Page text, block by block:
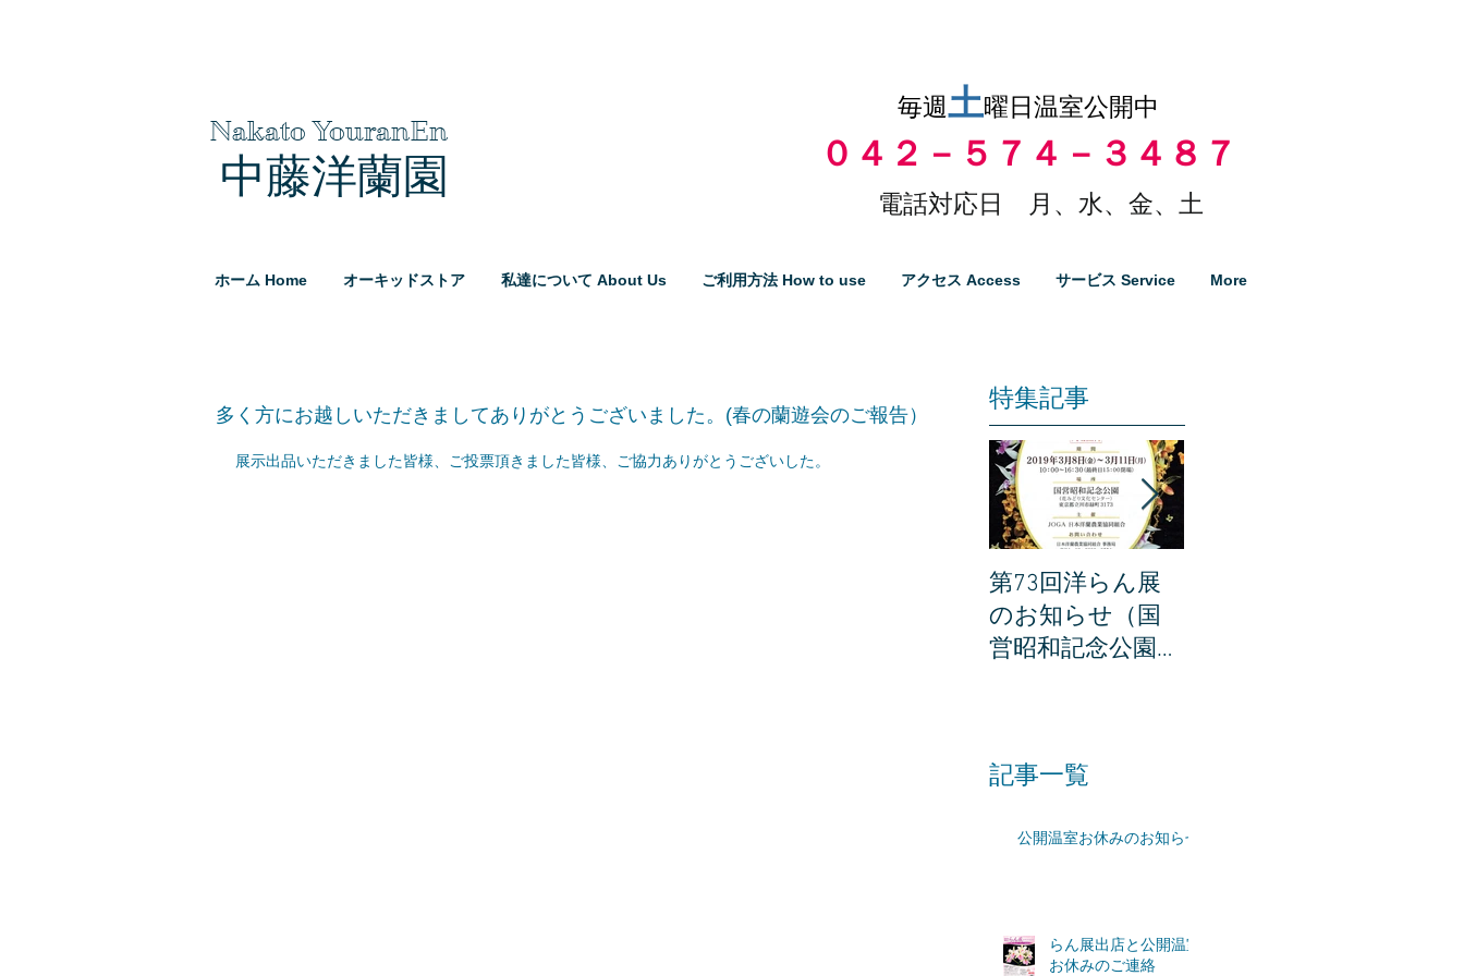
Nakato YouranEn
中藤洋蘭園
毎週土曜日温室公開中
０４２－５７４－３４８７
電話対応日 月、水、金、土
ホーム Home オーキッドストア 私達について About Us ご利用方法 How to use アクセス Access サービス Service More
多く方にお越しいただきましてありがとうございました。(春の蘭遊会のご報告）
展示出品いただきました皆様、ご投票頂きました皆様、ご協力ありがとうございした。
特集記事
第73回洋らん展
のお知らせ（国
営昭和記念公園・
記事一覧
公開温室お休みのお知らせ
らん展出店と公開温室
お休みのご連絡